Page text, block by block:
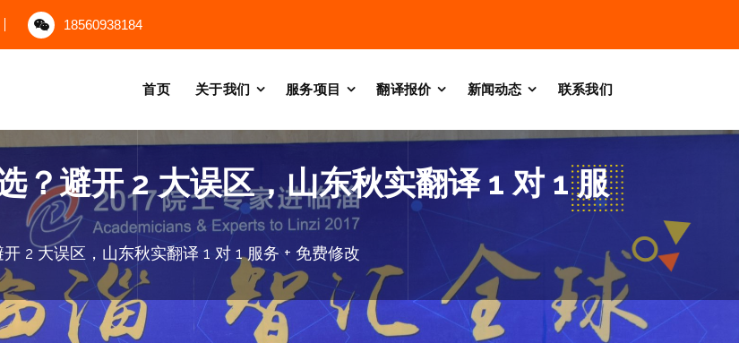
18560938184
首页 关于我们 服务项目 翻译报价 新闻动态 联系我们
？避开 2 大误区，山东秋实翻译 1 对 1 服
2 大误区，山东秋实翻译 1 对 1 服务 + 免费修改